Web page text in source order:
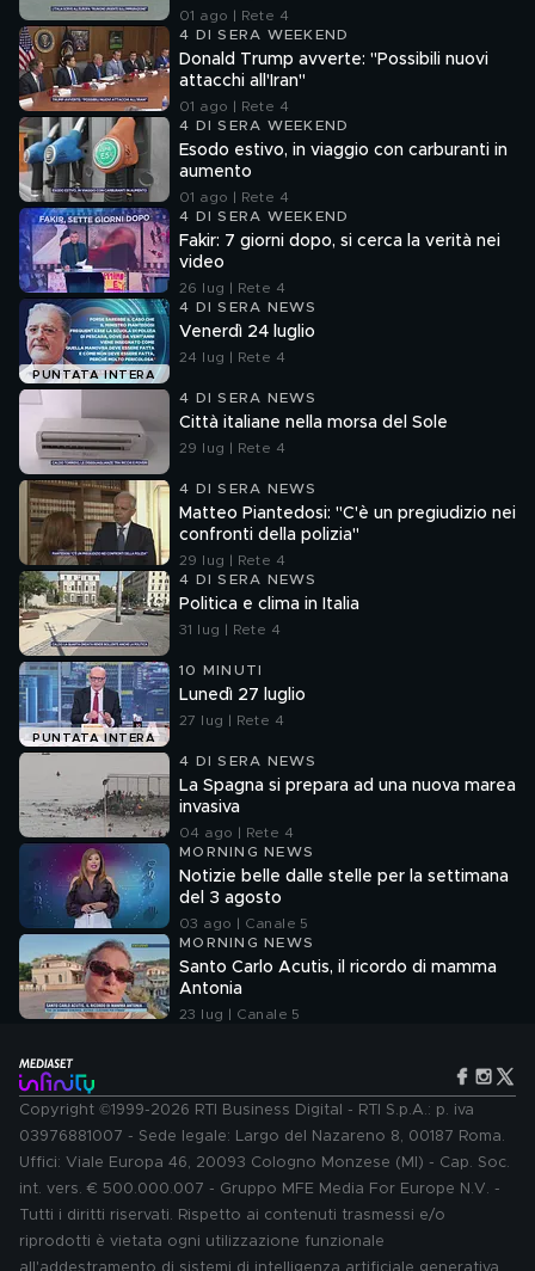
01 ago | Rete 4
4 DI SERA WEEKEND
Donald Trump avverte: "Possibili nuovi
attacchi all'Iran"
01 ago | Rete 4
4 DI SERA WEEKEND
Esodo estivo, in viaggio con carburanti in
aumento
01 ago | Rete 4
4 DI SERA WEEKEND
Fakir: 7 giorni dopo, si cerca la verità nei
video
26 lug | Rete 4
PUNTATA INTERA
4 DI SERA NEWS
Venerdì 24 luglio
24 lug | Rete 4
4 DI SERA NEWS
Città italiane nella morsa del Sole
29 lug | Rete 4
4 DI SERA NEWS
Matteo Piantedosi: "C'è un pregiudizio nei
confronti della polizia"
29 lug | Rete 4
4 DI SERA NEWS
Politica e clima in Italia
31 lug | Rete 4
PUNTATA INTERA
10 MINUTI
Lunedì 27 luglio
27 lug | Rete 4
4 DI SERA NEWS
La Spagna si prepara ad una nuova marea
invasiva
04 ago | Rete 4
MORNING NEWS
Notizie belle dalle stelle per la settimana
del 3 agosto
03 ago | Canale 5
MORNING NEWS
Santo Carlo Acutis, il ricordo di mamma
Antonia
23 lug | Canale 5
Copyright ©1999-2026 RTI Business Digital - RTI S.p.A.: p. iva
03976881007 - Sede legale: Largo del Nazareno 8, 00187 Roma.
Uffici: Viale Europa 46, 20093 Cologno Monzese (MI) - Cap. Soc.
int. vers. € 500.000.007 - Gruppo MFE Media For Europe N.V. -
Tutti i diritti riservati. Rispetto ai contenuti trasmessi e/o
riprodotti è vietata ogni utilizzazione funzionale